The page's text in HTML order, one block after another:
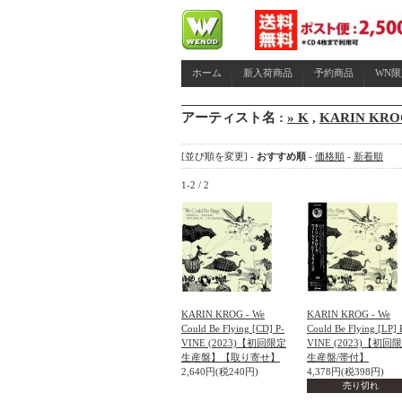
ホーム 新入荷商品 予約商品 WN
アーティスト名 : » K , KARIN
[並び順を変更] - おすすめ順 - 価格順 - 新着順
1-2 / 2
KARIN KROG - We
Could Be Flying [CD] P-
VINE (2023)【初回限定
生産盤】【取り寄せ】
2,640円(税240円)
KARIN KROG - We
Could Be Flying [LP]
VINE (2023)【初回
生産盤/帯付】
4,378円(税398円)
売り切れ